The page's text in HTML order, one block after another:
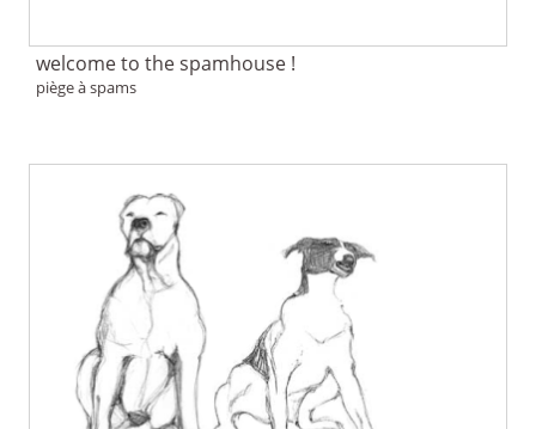
welcome to the spamhouse !
piège à spams